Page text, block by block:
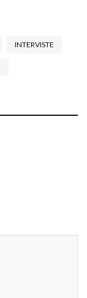
INTERVISTE